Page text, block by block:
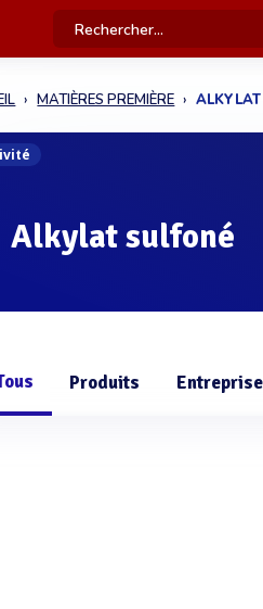
MATIÈRES PREMIÈRE
Alkylat sulfoné
Produits